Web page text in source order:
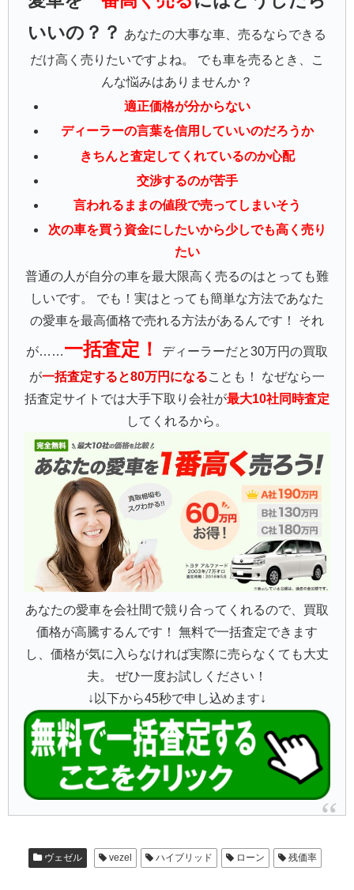
いいの？？ あなたの大事な車、売るならできる
だけ高く売りたいですよね。 でも車を売るとき、こ
んな悩みはありませんか？
適正価格が分からない
ディーラーの言葉を信用していいのだろうか
きちんと査定してくれているのか心配
交渉するのが苦手
言われるままの値段で売ってしまいそう
次の車を買う資金にしたいから少しでも高く売り
たい
普通の人が自分の車を最大限高く売るのはとっても難
しいです。 でも！実はとっても簡単な方法であなた
の愛車を最高価格で売れる方法があるんです！ それ
が……一括査定！
ディーラーだと30万円の買取
が一括査定すると80万円になることも！ なぜなら一
括査定サイトでは大手下取り会社が最大10社同時査定
してくれるから。
あなたの愛車を会社間で競り合ってくれるので、買取
価格が高騰するんです！ 無料で一括査定できます
し、価格が気に入らなければ実際に売らなくても大丈
夫。 ぜひ一度お試しください！
↓以下から45秒で申し込めます↓
ヴェゼル vezel ハイブリッド ローン 残価率